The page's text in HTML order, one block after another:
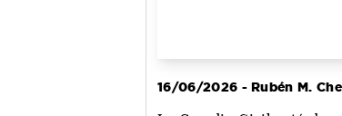
16/06/2026 - Rubén M.